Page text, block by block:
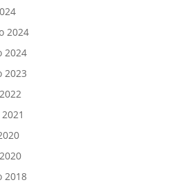
2024
2024
2023
2018